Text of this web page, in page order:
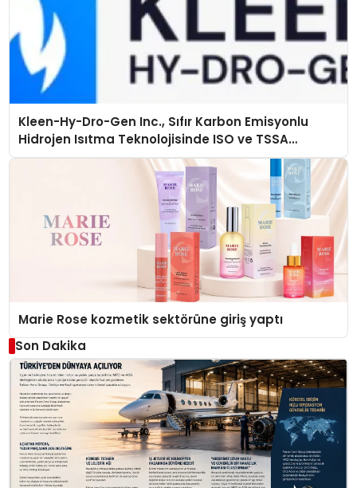
Kleen-Hy-Dro-Gen Inc., Sıfır Karbon Emisyonlu
Hidrojen Isıtma Teknolojisinde ISO ve TSSA
Düzenleyici Onaylarını Aldı
Marie Rose kozmetik sektörüne giriş yaptı
Son Dakika